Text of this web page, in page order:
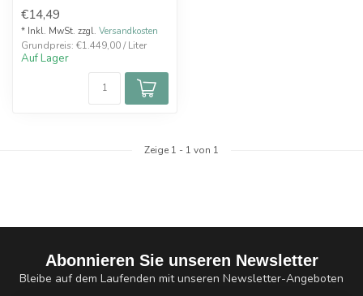
Reifezeit: ...
€14,49
* Inkl. MwSt. zzgl. Versandkosten
Grundpreis: €1.449,00 / Liter
Auf Lager
Zeige 1 - 1 von 1
Abonnieren Sie unseren Newsletter
Bleibe auf dem Laufenden mit unseren Newsletter-Angeboten